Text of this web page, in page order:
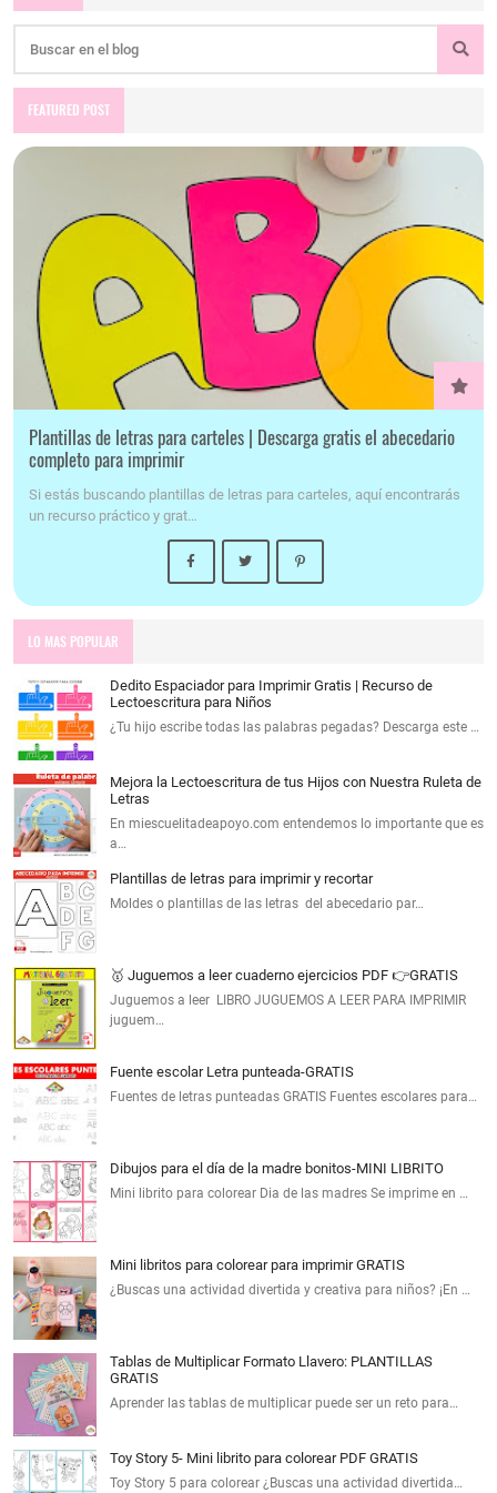
FEATURED POST
Plantillas de letras para carteles | Descarga gratis el abecedario
completo para imprimir
Si estás buscando plantillas de letras para carteles, aquí encontrarás
un recurso práctico y grat…
LO MAS POPULAR
Dedito Espaciador para Imprimir Gratis | Recurso de
Lectoescritura para Niños
¿Tu hijo escribe todas las palabras pegadas? Descarga este …
Mejora la Lectoescritura de tus Hijos con Nuestra Ruleta de
Letras
En miescuelitadeapoyo.com entendemos lo importante que es
a…
Plantillas de letras para imprimir y recortar
Moldes o plantillas de las letras del abecedario par…
🥇 Juguemos a leer cuaderno ejercicios PDF 👉GRATIS
Juguemos a leer LIBRO JUGUEMOS A LEER PARA IMPRIMIR
juguem…
Fuente escolar Letra punteada-GRATIS
Fuentes de letras punteadas GRATIS Fuentes escolares para…
Dibujos para el día de la madre bonitos-MINI LIBRITO
Mini librito para colorear Dia de las madres Se imprime en …
Mini libritos para colorear para imprimir GRATIS
¿Buscas una actividad divertida y creativa para niños? ¡En …
Tablas de Multiplicar Formato Llavero: PLANTILLAS
GRATIS
Aprender las tablas de multiplicar puede ser un reto para…
Toy Story 5- Mini librito para colorear PDF GRATIS
Toy Story 5 para colorear ¿Buscas una actividad divertida…